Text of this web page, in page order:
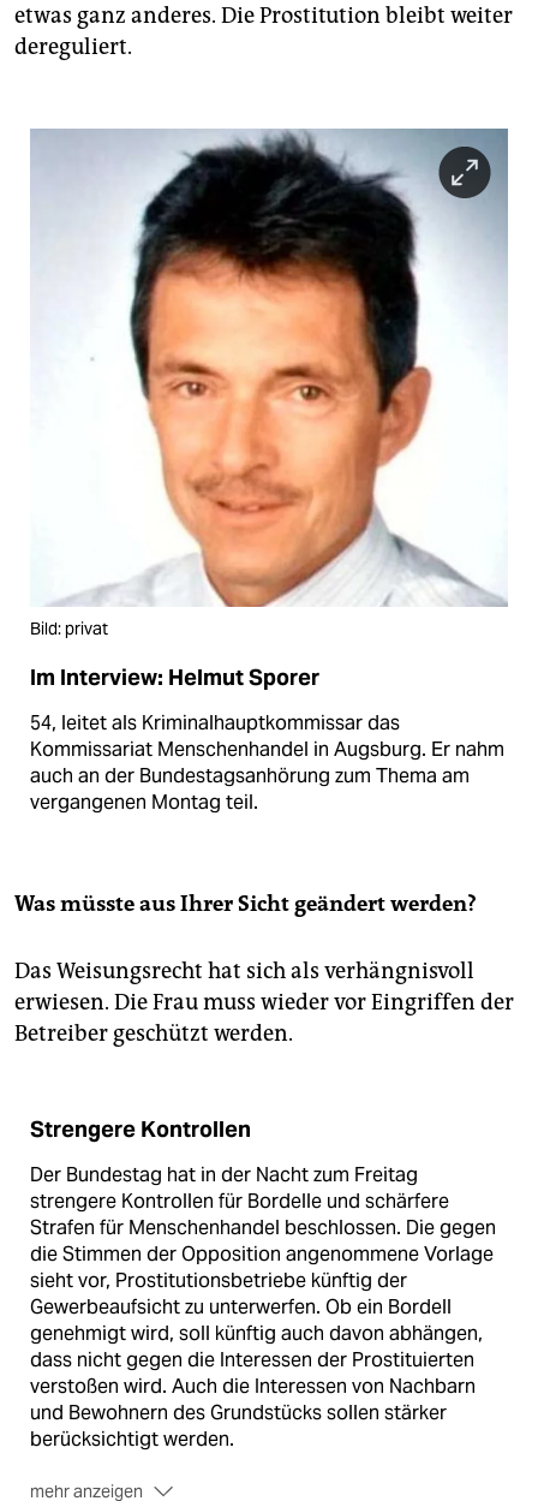
etwas ganz anderes. Die Prostitution bleibt weiter
dereguliert.
Bild: privat
Im Interview: Helmut Sporer
54, leitet als Kriminalhauptkommissar das
Kommissariat Menschenhandel in Augsburg. Er nahm
auch an der Bundestagsanhörung zum Thema am
vergangenen Montag teil.
Was müsste aus Ihrer Sicht geändert werden?
Das Weisungsrecht hat sich als verhängnisvoll
erwiesen. Die Frau muss wieder vor Eingriffen der
Betreiber geschützt werden.
Strengere Kontrollen
Der Bundestag hat in der Nacht zum Freitag
strengere Kontrollen für Bordelle und schärfere
Strafen für Menschenhandel beschlossen. Die gegen
die Stimmen der Opposition angenommene Vorlage
sieht vor, Prostitutionsbetriebe künftig der
Gewerbeaufsicht zu unterwerfen. Ob ein Bordell
genehmigt wird, soll künftig auch davon abhängen,
dass nicht gegen die Interessen der Prostituierten
verstoßen wird. Auch die Interessen von Nachbarn
und Bewohnern des Grundstücks sollen stärker
berücksichtigt werden.
mehr anzeigen